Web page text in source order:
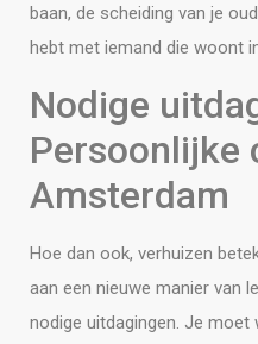
baan, de scheiding van je
hebt met iemand die woont
Nodige
Persoonlijke
Amsterdam
Hoe dan ook, verhuizen
aan een nieuwe manier van
nodige uitdagingen. Je moet